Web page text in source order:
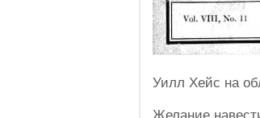
Уилл Хейс на